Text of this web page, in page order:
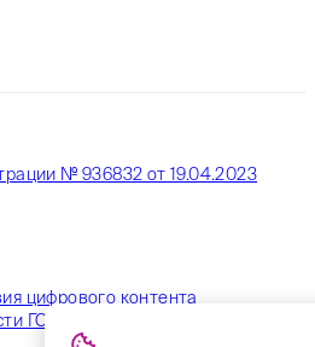
№ 936832 от 19.04.2023
цифрового контента
ГОСТ